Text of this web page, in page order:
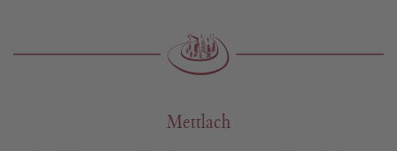
Mettlach